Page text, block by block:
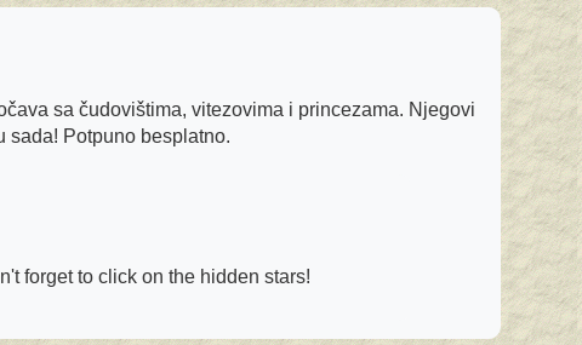
sa čudovištima, vitezovima i princezama. Njegovi
sada! Potpuno besplatno.
forget to click on the hidden stars!